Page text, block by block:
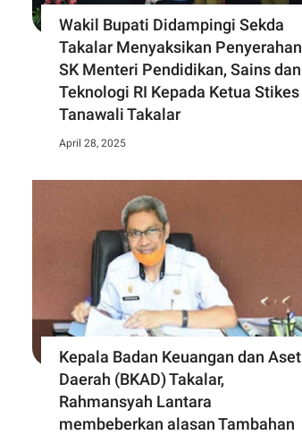
Wakil Bupati Didampingi Sekda
Takalar Menyaksikan Penyerahan
SK Menteri Pendidikan, Sains dan
Teknologi RI Kepada Ketua Stikes
Tanawali Takalar
April 28, 2025
Kepala Badan Keuangan dan Aset
Daerah (BKAD) Takalar,
Rahmansyah Lantara
membeberkan alasan Tambahan